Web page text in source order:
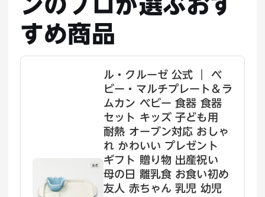
ンのプロが選ぶおす
すめ商品
ル・クルーゼ 公式 ｜ ベ
ビー・マルチプレート＆ラ
ムカン ベビー 食器 食器
セット キッズ 子ども用
耐熱 オーブン対応 おしゃ
れ かわいい プレゼント
ギフト 贈り物 出産祝い
母の日 離乳食 お食い初め
友人 赤ちゃん 乳児 幼児